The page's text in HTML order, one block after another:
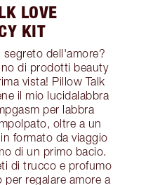
LOVE
KIT
dell'amore?
di prodotti beauty
vista! Pillow Talk
il mio lucidalabbra
per labbra
oltre a un
formato da viaggio
di un primo bacio.
di trucco e profumo
regalare amore a